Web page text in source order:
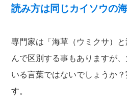
読み方は同じカイソウの海
専門家は「海草（ウミクサ）
んで区別する事もありますが
いる言葉ではないでしょうか
す。